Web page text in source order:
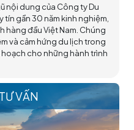
nội dung của Công ty Du
tín gần 30 năm kinh nghiệm,
hàng đầu Việt Nam. Chúng
và cảm hứng du lịch trong
cho những hành trình
VẤN